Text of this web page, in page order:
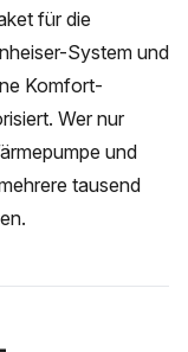
für die
System und
Komfort-
Wer nur
und
tausend